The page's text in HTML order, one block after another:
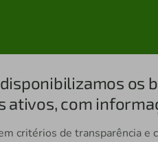
os
ativos, com
critérios de transparência